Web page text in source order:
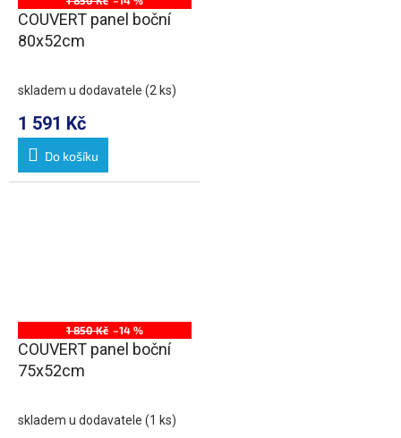
COUVERT panel boční
80x52cm
skladem u dodavatele (2 ks)
1 591 Kč
Do košíku
1 850 Kč –14 %
COUVERT panel boční
75x52cm
skladem u dodavatele (1 ks)